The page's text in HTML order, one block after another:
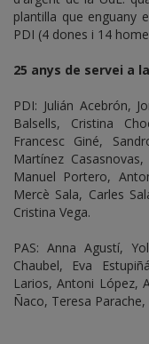
plantilla que enguany
PDI (4 dones i 14
25 anys de servei a
PDI: Julián Acebrón,
Balsells, Cristina
Francesc Giné,
Martínez
Manuel Portero,
Mercè Sala, Carles
Cristina Vega.
PAS: Anna Agustí,
Chaubel, Eva
Larios, Antoni López,
Ñaco, Teresa